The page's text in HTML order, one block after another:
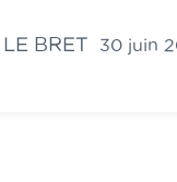
BRET 30 juin